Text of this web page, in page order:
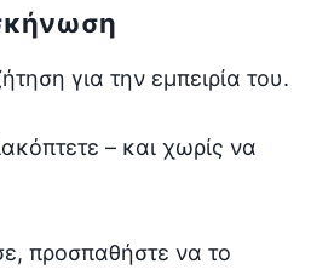
για την εμπειρία του.
– και χωρίς να
προσπαθήστε να το